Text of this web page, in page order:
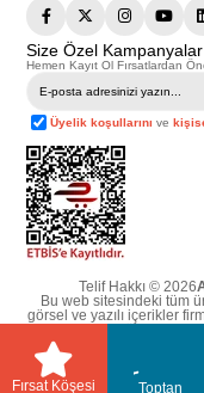
Size Özel Kampanyalar
Hemen Kayıt Ol Fırsatlardan
Üyelik koşullarını ve
Telif Hakkı © 2026
Bu web sitesindeki tüm
görsel ve yazılı içerikler
hiçbir yazılı/görsel
başka yerlerde
kullanılması 5846
Fırsat Köşesi
Toptan